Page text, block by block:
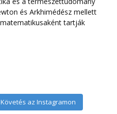
Követés az Instagramon